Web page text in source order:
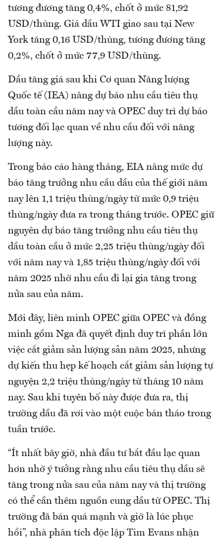
tương đương tăng 0,4%, chốt ở mức 81,92
USD/thùng. Giá dầu WTI giao sau tại New
York tăng 0,16 USD/thùng, tương đương tăng
0,2%, chốt ở mức 77,9 USD/thùng.
Dầu tăng giá sau khi Cơ quan Năng lượng
Quốc tế (IEA) nâng dự báo nhu cầu tiêu thụ
dầu toàn cầu năm nay và OPEC duy trì dự báo
tương đối lạc quan về nhu cầu đối với năng
lượng này.
Trong báo cáo hàng tháng, EIA nâng mức dự
báo tăng trưởng nhu cầu dầu của thế giới năm
nay lên 1,1 triệu thùng/ngày từ mức 0,9 triệu
thùng/ngày đưa ra trong tháng trước. OPEC giữ
nguyên dự báo tăng trưởng nhu cầu tiêu thụ
dầu toàn cầu ở mức 2,25 triệu thùng/ngày đối
với năm nay và 1,85 triệu thùng/ngày đối với
năm 2025 nhờ nhu cầu đi lại gia tăng trong
nửa sau của năm.
Mới đây, liên minh OPEC giữa OPEC và đồng
minh gồm Nga đã quyết định duy trì phần lớn
việc cắt giảm sản lượng sản năm 2025, nhưng
dự kiến thu hẹp kế hoạch cắt giảm sản lượng tự
nguyện 2,2 triệu thùng/ngày từ tháng 10 năm
nay. Sau khi tuyên bố này được đưa ra, thị
trường dầu đã rơi vào một cuộc bán tháo trong
tuần trước.
“Ít nhất bây giờ, nhà đầu tư bắt đầu lạc quan
hơn nhờ ý tưởng rằng nhu cầu tiêu thụ dầu sẽ
tăng trong nửa sau của năm nay và thị trường
có thể cần thêm nguồn cung dầu từ OPEC. Thị
trường đã bán quá mạnh và giờ là lúc phục
hồi”, nhà phân tích độc lập Tim Evans nhận